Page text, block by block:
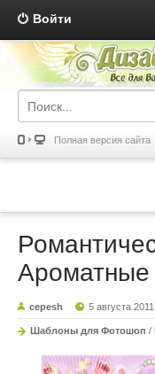
Войти
Полная версия сайта
Ароматные
cepesh 5 августа 2011
Шаблоны для Фотошоп /